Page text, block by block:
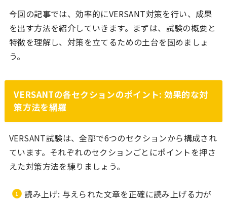
今回の記事では、効率的にVERSANT対策を行い、成果
を出す方法を紹介していきます。まずは、試験の概要と
特徴を理解し、対策を立てるための土台を固めましょ
う。
VERSANTの各セクションのポイント: 効果的な対
策方法を網羅
VERSANT試験は、全部で6つのセクションから構成され
ています。それぞれのセクションごとにポイントを押さ
えた対策方法を練りましょう。
読み上げ: 与えられた文章を正確に読み上げる力が